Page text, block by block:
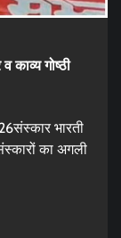
काव्य गोष्ठी
भारती
का अगली